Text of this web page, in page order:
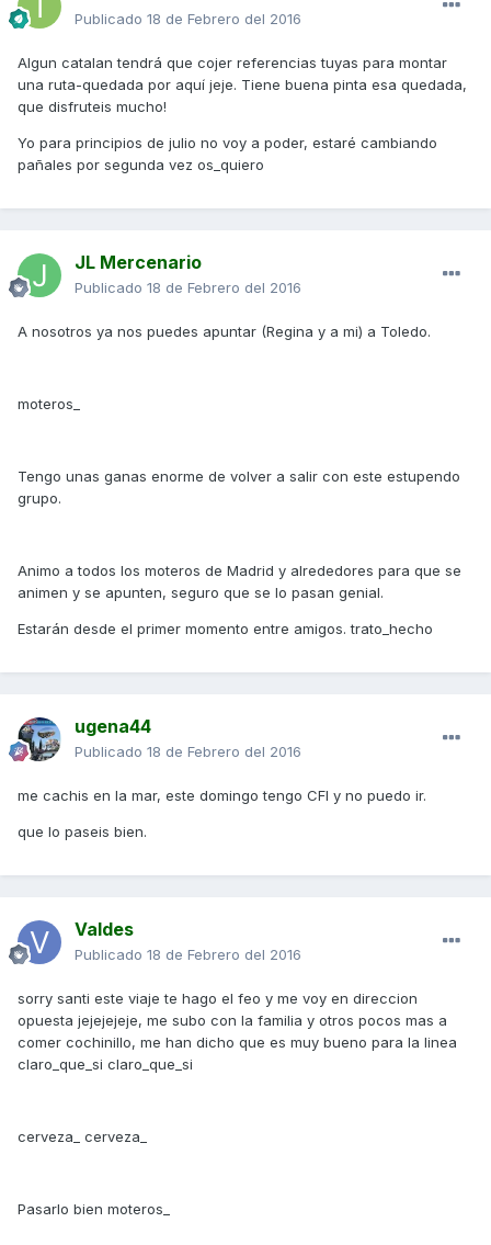
Publicado 18 de Febrero del 2016
Algun catalan tendrá que cojer referencias tuyas para montar
una ruta-quedada por aquí jeje. Tiene buena pinta esa quedada,
que disfruteis mucho!
Yo para principios de julio no voy a poder, estaré cambiando
pañales por segunda vez os_quiero
JL Mercenario
Publicado 18 de Febrero del 2016
A nosotros ya nos puedes apuntar (Regina y a mi) a Toledo.
moteros_
Tengo unas ganas enorme de volver a salir con este estupendo
grupo.
Animo a todos los moteros de Madrid y alrededores para que se
animen y se apunten, seguro que se lo pasan genial.
Estarán desde el primer momento entre amigos. trato_hecho
ugena44
Publicado 18 de Febrero del 2016
me cachis en la mar, este domingo tengo CFI y no puedo ir.
que lo paseis bien.
Valdes
Publicado 18 de Febrero del 2016
sorry santi este viaje te hago el feo y me voy en direccion
opuesta jejejejeje, me subo con la familia y otros pocos mas a
comer cochinillo, me han dicho que es muy bueno para la linea
claro_que_si claro_que_si
cerveza_ cerveza_
Pasarlo bien moteros_